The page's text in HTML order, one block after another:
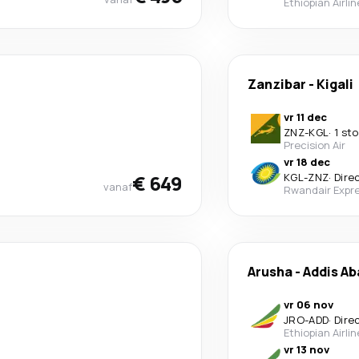
vanaf€ 649
Zanzibar - Kigali
vr 11 dec
ZNZ-KGL· 1
Precision Air
vr 18 dec
KGL-ZNZ·
Rwandair
Arusha-Addis
vr 06 nov
JRO-ADD·
Ethiopian
vr 13 nov